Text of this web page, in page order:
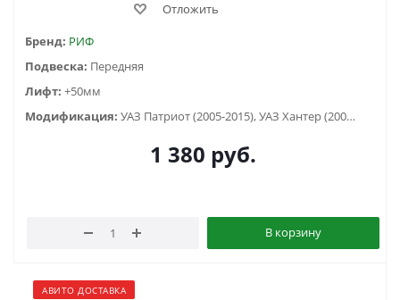
Отложить
Бренд: РИФ
Подвеска: Передняя
Лифт: +50мм
Модификация:
УАЗ Патриот (2005-2015), УАЗ Хантер (2003-...)
1 380 руб.
В корзину
АВИТО ДОСТАВКА